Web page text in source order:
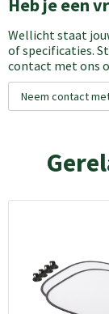
Heb je een
Wellicht staat
of specificaties.
contact met ons
Neem contact